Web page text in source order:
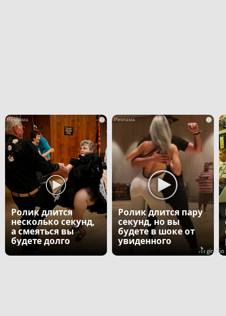
i
Ролик длится
несколько секунд,
а смеяться вы
будете долго
i
Ролик длится пару
секунд, но вы
будете в шоке от
увиденного